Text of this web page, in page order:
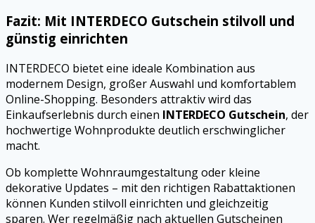
Fazit: Mit INTERDECO Gutschein stilvoll und
günstig einrichten
INTERDECO bietet eine ideale Kombination aus
modernem Design, großer Auswahl und komfortablem
Online-Shopping. Besonders attraktiv wird das
Einkaufserlebnis durch einen INTERDECO Gutschein, der
hochwertige Wohnprodukte deutlich erschwinglicher
macht.
Ob komplette Wohnraumgestaltung oder kleine
dekorative Updates – mit den richtigen Rabattaktionen
können Kunden stilvoll einrichten und gleichzeitig
sparen. Wer regelmäßig nach aktuellen Gutscheinen